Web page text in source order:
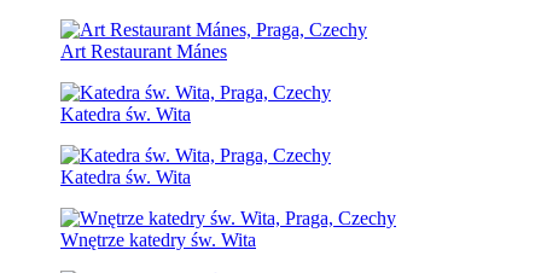
Art Restaurant Mánes
Katedra św. Wita
Katedra św. Wita
Wnętrze katedry św. Wita